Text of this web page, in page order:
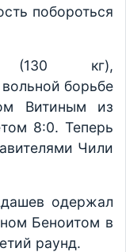
побороться
(130 кг),
борьбе
Витиным из
8:0. Теперь
Чили
одержал
Беноитом в
раунд.